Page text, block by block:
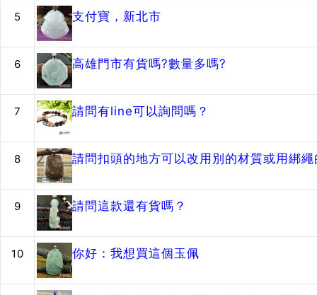
5 支付寶，新北市
6 高雄門市有貨嗎?數量多嗎?
7 請問有line可以詢問嗎？
8 請問扣頭的地方可以改用別的材質或用綁
9 請問這款還有貨嗎？
10 你好：我想買這個玉佩